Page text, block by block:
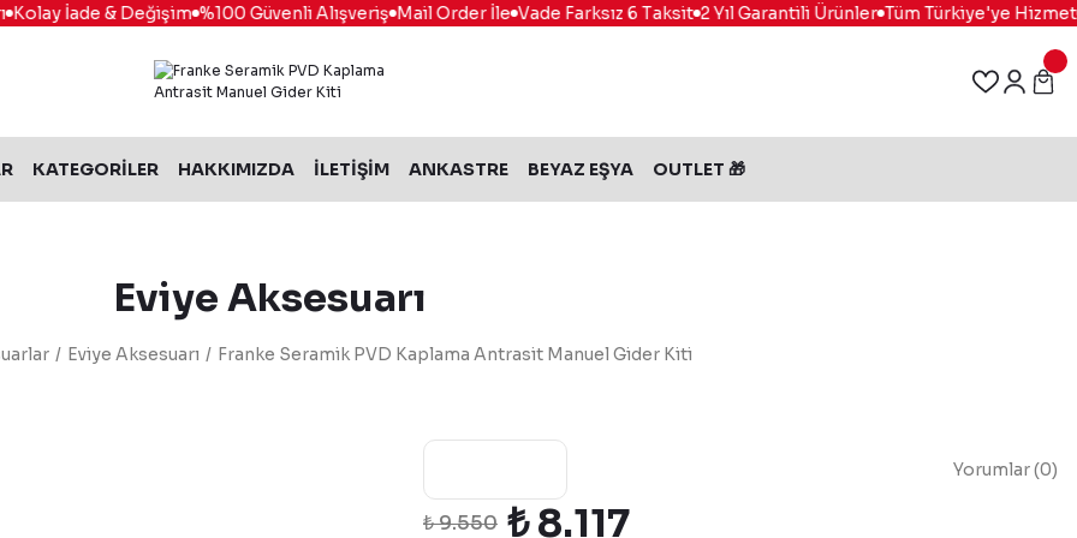
İade & Değişim %100 Güvenli Alışveriş Mail Order İle Vade Farksız 6 Taksit 2 Yıl Garantili Ürünler Tüm Türkiye'ye Hizmet
KATEGORİLER HAKKIMIZDA İLETİŞİM ANKASTRE BEYAZ EŞYA OUTLET 🎁
Eviye Aksesuarı
Eviye Aksesuarı Franke Seramik PVD Kaplama Antrasit Manuel Gider Kiti
Yorumlar (0)
₺ 9.550 ₺ 8.117